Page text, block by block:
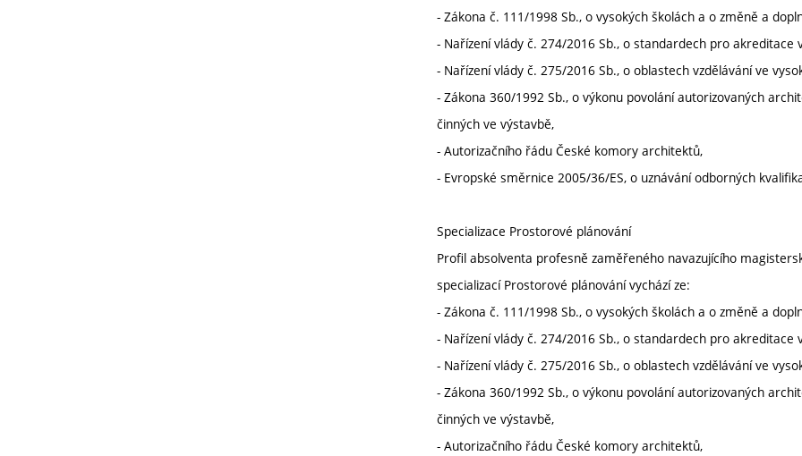
- Zákona č. 111/1998 Sb., o vysokých školách a o změně a
- Nařízení vlády č. 274/2016 Sb., o standardech pro akreditace
- Nařízení vlády č. 275/2016 Sb., o oblastech vzdělávání ve
- Zákona 360/1992 Sb., o výkonu povolání autorizovaných
činných ve výstavbě,
- Autorizačního řádu České komory architektů,
- Evropské směrnice 2005/36/ES, o uznávání odborných
Specializace Prostorové plánování
Profil absolventa profesně zaměřeného navazujícího
specializací Prostorové plánování vychází ze:
- Zákona č. 111/1998 Sb., o vysokých školách a o změně a
- Nařízení vlády č. 274/2016 Sb., o standardech pro akreditace
- Nařízení vlády č. 275/2016 Sb., o oblastech vzdělávání ve
- Zákona 360/1992 Sb., o výkonu povolání autorizovaných
činných ve výstavbě,
- Autorizačního řádu České komory architektů,